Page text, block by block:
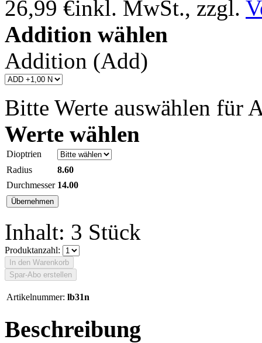
26,99 €inkl. MwSt., zzgl.
Addition wählen
Addition (Add)
Bitte Werte auswählen für
Werte wählen
Dioptrien
Radius
8.60
Durchmesser 14.00
Inhalt: 3 Stück
Produktanzahl:
Spar-Abo erstellen
Artikelnummer: lb31n
Beschreibung